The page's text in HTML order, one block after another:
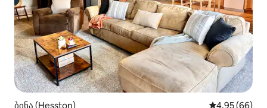
ბინა (Hesston) საშუალო
4,95 (66)